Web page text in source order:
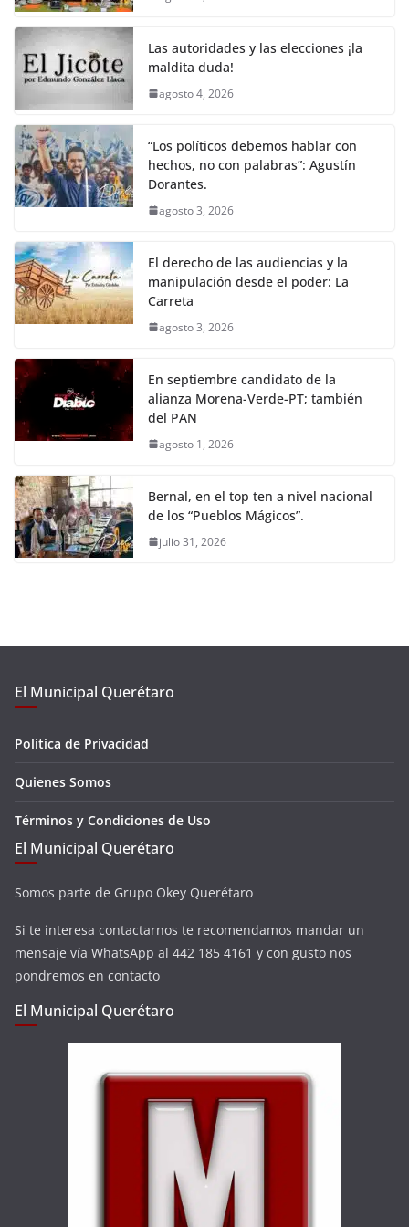
Las autoridades y las elecciones ¡la
maldita duda!
agosto 4, 2026
“Los políticos debemos hablar con
hechos, no con palabras”: Agustín
Dorantes.
agosto 3, 2026
El derecho de las audiencias y la
manipulación desde el poder: La
Carreta
agosto 3, 2026
En septiembre candidato de la
alianza Morena-Verde-PT; también
del PAN
agosto 1, 2026
Bernal, en el top ten a nivel nacional
de los “Pueblos Mágicos”.
julio 31, 2026
El Municipal Querétaro
Política de Privacidad
Quienes Somos
Términos y Condiciones de Uso
El Municipal Querétaro
Somos parte de Grupo Okey Querétaro
Si te interesa contactarnos te recomendamos mandar un
mensaje vía WhatsApp al 442 185 4161 y con gusto nos
pondremos en contacto
El Municipal Querétaro